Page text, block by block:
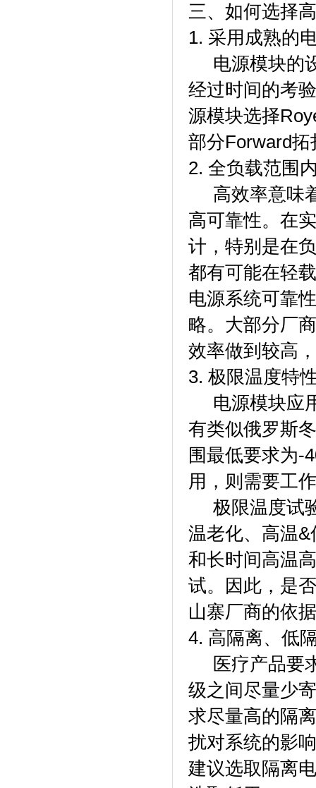
三、如何选择
1. 采用成熟的
电源模块的
经过时间的考
源模块选择
部分Forward拓
2. 全负载范围
高效率意味
高可靠性。在
计，特别是在
都有可能在轻
电源系统可靠
略。大部分厂
效率做到较高
3. 极限温度特
电源模块应
有类似俄罗斯
围最低要求为-
用，则需要工
极限温度试
温老化、高温
和长时间高温
试。因此，是
山寨厂商的依
4. 高隔离、低
医疗产品要
级之间尽量少
求尽量高的隔
扰对系统的影
建议选取隔离